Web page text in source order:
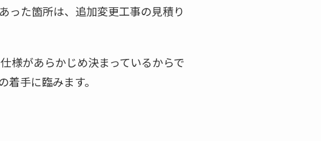
った箇所は、追加変更工事の見積り
様があらかじめ決まっているからで
手に臨みます。